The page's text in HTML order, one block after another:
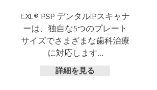
EXL® PSP デンタルIPスキャナ
ーは、独自な5つのプレート
サイズでさまざまな歯科治療
に対応します...
詳細を見る